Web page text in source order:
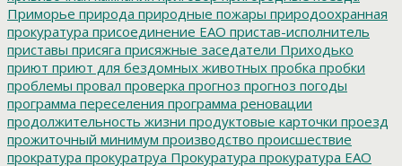
Приморье природа природные пожары природоохранная
прокуратура присоединение ЕАО пристав-исполнитель
приставы присяга присяжные заседатели Приходько
приют приют для бездомных животных пробка пробки
проблемы провал проверка прогноз прогноз погоды
программа переселения программа реновации
продолжительность жизни продуктовые карточки проезд
прожиточный минимум производство происшествие
прократура прокуратруа Прокуратура прокуратура ЕАО